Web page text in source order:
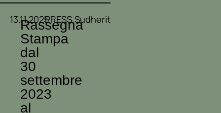
13.11.2025
Rassegna
Stampa
dal
30
settembre
2023
al
PRESS.Sudheritagesud_low